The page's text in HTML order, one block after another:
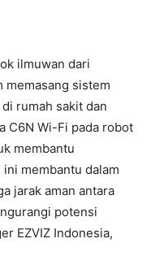
ilmuwan dari
memasang sistem
rumah sakit dan
C6N Wi-Fi pada robot
membantu
membantu dalam
jarak aman antara
potensi
EZVIZ Indonesia,